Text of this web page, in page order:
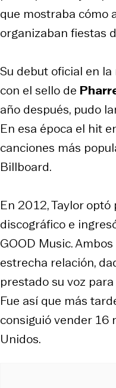
que mostraba cómo
organizaban fiestas
Su debut oficial en
con el sello de
año después, pudo
En esa época el hit
canciones más
Billboard.
En 2012, Taylor
discográfico e
GOOD Music.
estrecha relación,
prestado su voz
Fue así que más
consiguió vender 16
Unidos.